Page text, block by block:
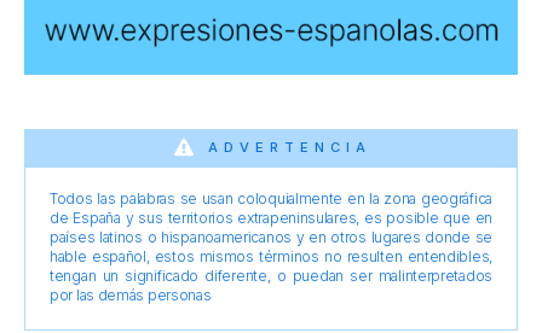
ADVERTENCIA
Todos las palabras se usan coloquialmente en la zona geográfica
de España y sus territorios extrapeninsulares, es posible que en
países latinos o hispanoamericanos y en otros lugares donde se
hable español, estos mismos términos no resulten entendibles,
tengan un significado diferente, o puedan ser malinterpretados
por las demás personas